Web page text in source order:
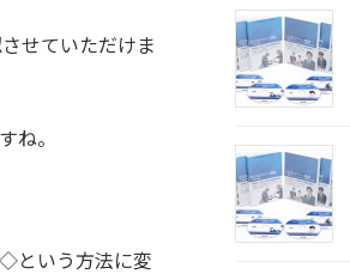
せていただけま
ね。
という方法に変